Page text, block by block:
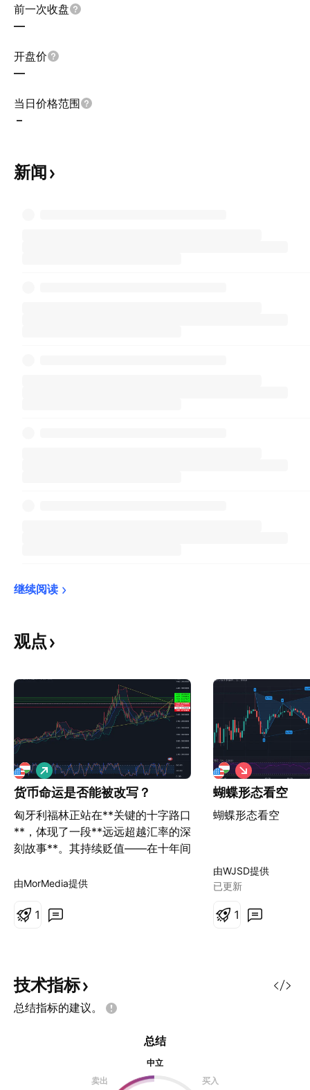
前一次收盘
—
开盘价
—
当日价格范围
–
新闻
继续阅读
观点
货币命运是否能被改写？
匈牙利福林正站在**关键的十字路口
**，体现了一段**远远超越汇率的深
刻故事**。其持续贬值——在十年间
统计异常**，更象征着一个国家在货
的复杂斗争。 这不仅仅是关于货币
心，是关于欧元采用的激烈辩论。曾
经是遥远可能性的欧元，现在正成为
一个日益紧迫的考量。像维克托·兹
套看似**系统性管理不当**的独立货
币的可持续性。福林的轨迹揭示了更
深层的结构性挑战：尽管较弱的货币
做
多
由MorMedia提供
1
蝴蝶形态看空
蝴蝶形态看空
做
空
由WJSD提供
已更新
1
技术指标
总结指标的建议。
总结
中立
卖出
买入